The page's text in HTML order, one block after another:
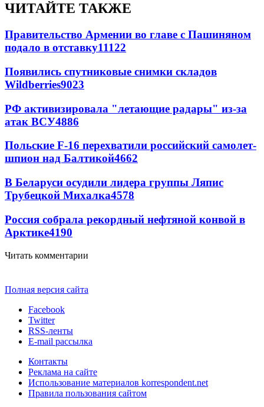
ЧИТАЙТЕ ТАКЖЕ
Правительство Армении во главе с Пашиняном
подало в отставку11122
Появились спутниковые снимки складов
Wildberries9023
РФ активизировала "летающие радары" из-за
атак ВСУ4886
Польские F-16 перехватили российский самолет-
шпион над Балтикой4662
В Беларуси осудили лидера группы Ляпис
Трубецкой Михалка4578
Россия собрала рекордный нефтяной конвой в
Арктике4190
Читать комментарии
Полная версия сайта
Facebook
Twitter
RSS-ленты
E-mail рассылка
Контакты
Реклама на сайте
Использование материалов korrespondent.net
Правила пользования сайтом